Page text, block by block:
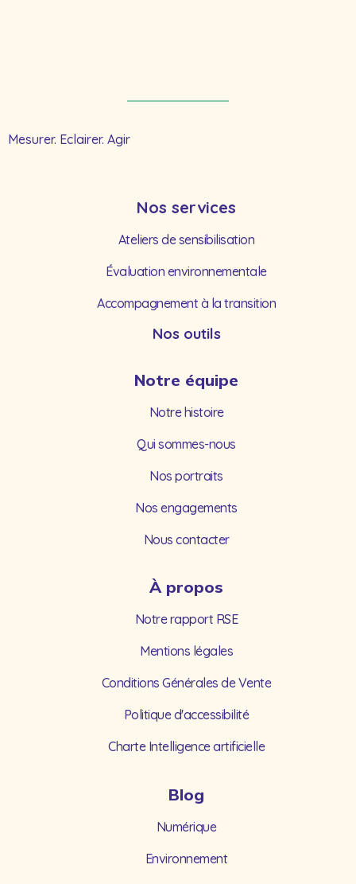
Mesurer. Eclairer. Agir
Nos services
Ateliers de sensibilisation
Évaluation environnementale
Accompagnement à la transition
Nos outils
Notre équipe
Notre histoire
Qui sommes-nous
Nos portraits
Nos engagements
Nous contacter
À propos
Notre rapport RSE
Mentions légales
Conditions Générales de Vente
Politique d'accessibilité
Charte Intelligence artificielle
Blog
Numérique
Environnement